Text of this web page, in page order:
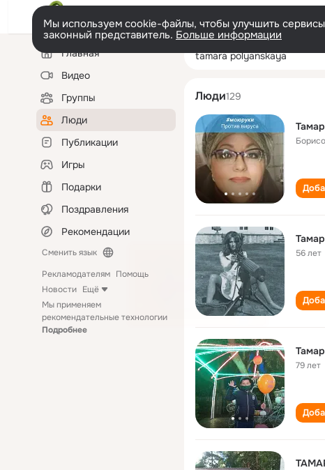
Мы используем cookie-файлы, чтобы улучшить
законный представитель. Больше информации
Левая
колонкаГлавная
Видео
Группы
Люди
Публикации
Игры
Подарки
Поздравления
Рекомендации
Сменить язык
Рекламодателям Помощь
Новости Ещё
Мы применяем
рекомендательные технологии
Подробнее
tamara
Люди129
56 лет
79 лет